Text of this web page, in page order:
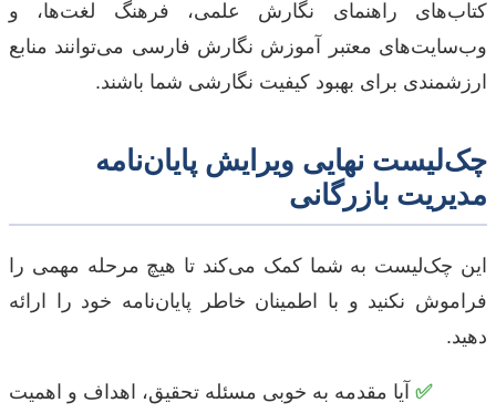
کتاب‌های راهنمای نگارش علمی، فرهنگ لغت‌ها، و
وب‌سایت‌های معتبر آموزش نگارش فارسی می‌توانند منابع
ارزشمندی برای بهبود کیفیت نگارشی شما باشند.
چک‌لیست نهایی ویرایش پایان‌نامه
مدیریت بازرگانی
این چک‌لیست به شما کمک می‌کند تا هیچ مرحله مهمی را
فراموش نکنید و با اطمینان خاطر پایان‌نامه خود را ارائه
دهید.
✅ آیا مقدمه به خوبی مسئله تحقیق، اهداف و اهمیت